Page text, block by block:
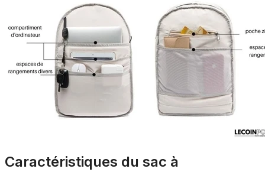
Caractéristiques du sac à